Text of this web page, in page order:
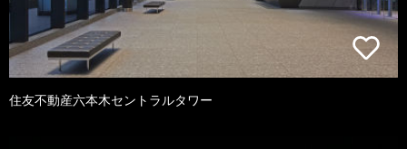
住友不動産六本木セントラルタワー